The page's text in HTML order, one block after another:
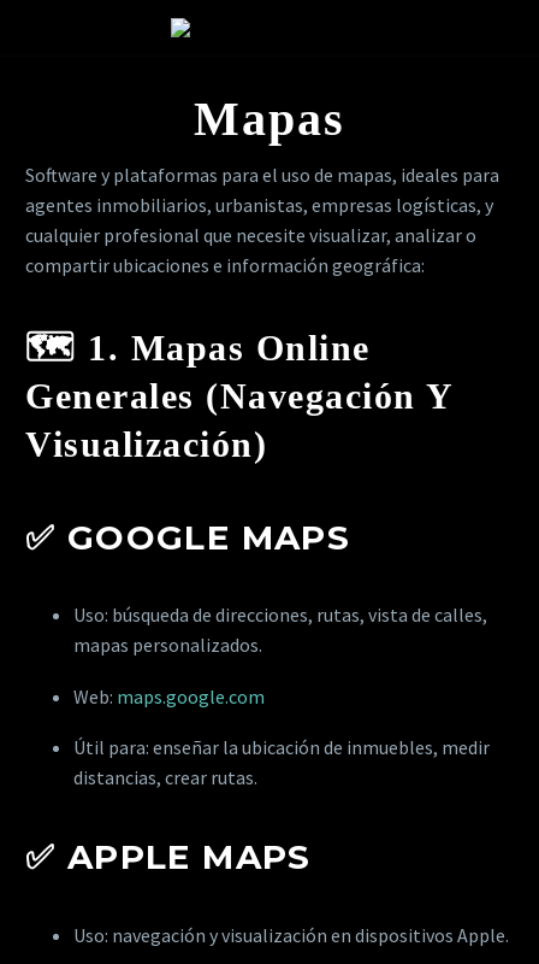
Mapas
Software y plataformas para el uso de mapas, ideales para
agentes inmobiliarios, urbanistas, empresas logísticas, y
cualquier profesional que necesite visualizar, analizar o
compartir ubicaciones e información geográfica:
🗺️ 1. Mapas Online
Generales (navegación Y
Visualización)
✅ GOOGLE MAPS
Uso: búsqueda de direcciones, rutas, vista de calles,
mapas personalizados.
Web: maps.google.com
Útil para: enseñar la ubicación de inmuebles, medir
distancias, crear rutas.
✅ APPLE MAPS
Uso: navegación y visualización en dispositivos Apple.